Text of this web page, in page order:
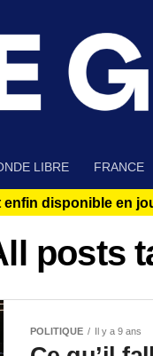
LIBRE FRANCE
enfin disponible en
posts
POLITIQUE Il y a 9 ans